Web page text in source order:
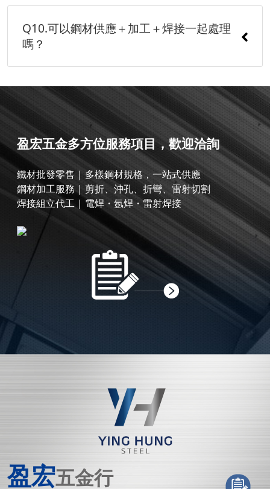
Q10.可以鋼材供應＋加工＋焊接一起處理
嗎？
盈宏五金多方位服務項目，歡迎洽詢
鐵材批發零售 | 多樣鋼材規格，一站式供應
鋼材加工服務 | 剪折、沖孔、折彎、雷射切割
焊接組立代工 | 電焊・氬焊・雷射焊接
盈宏五金行